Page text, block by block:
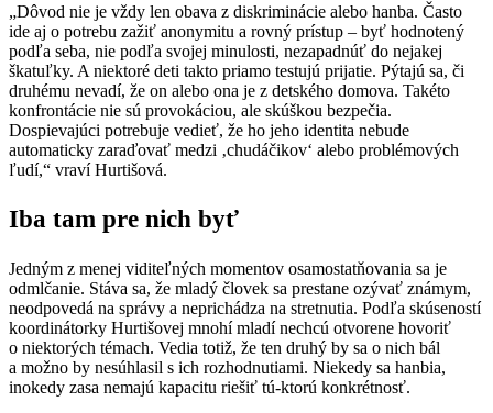
„Dôvod nie je vždy len obava z diskriminácie alebo hanba. Často
ide aj o potrebu zažiť anonymitu a rovný prístup – byť hodnotený
podľa seba, nie podľa svojej minulosti, nezapadnúť do nejakej
škatuľky. A niektoré deti takto priamo testujú prijatie. Pýtajú sa, či
druhému nevadí, že on alebo ona je z detského domova. Takéto
konfrontácie nie sú provokáciou, ale skúškou bezpečia.
Dospievajúci potrebuje vedieť, že ho jeho identita nebude
automaticky zaraďovať medzi ‚chudáčikov‘ alebo problémových
ľudí,“ vraví Hurtišová.
Iba tam pre nich byť
Jedným z menej viditeľných momentov osamostatňovania sa je
odmlčanie. Stáva sa, že mladý človek sa prestane ozývať známym,
neodpovedá na správy a neprichádza na stretnutia. Podľa skúseností
koordinátorky Hurtišovej mnohí mladí nechcú otvorene hovoriť
o niektorých témach. Vedia totiž, že ten druhý by sa o nich bál
a možno by nesúhlasil s ich rozhodnutiami. Niekedy sa hanbia,
inokedy zasa nemajú kapacitu riešiť tú-ktorú konkrétnosť.